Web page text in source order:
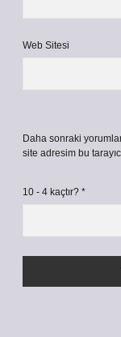
Web Sitesi
Daha sonraki
site adresim bu
10 - 4 kaçtır? *